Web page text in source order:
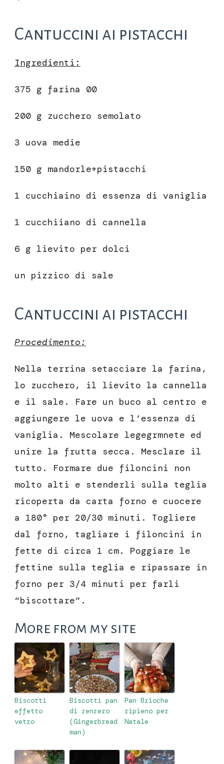
Cantuccini ai pistacchi
Ingredienti:
375 g farina 00
200 g zucchero semolato
3 uova medie
150 g mandorle+pistacchi
1 cucchiaino di essenza di vaniglia
1 cucchiiano di cannella
6 g lievito per dolci
un pizzico di sale
Cantuccini ai pistacchi
Procedimento:
Nella terrina setacciare la farina,
lo zucchero, il lievito la cannella
e il sale. Fare un buco al centro e
aggiungere le uova e l’essenza di
vaniglia. Mescolare legegrmnete ed
unire la frutta secca. Mesclare il
tutto. Formare due filoncini non
molto alti e stenderli sulla teglia
ricoperta da carta forno e cuocere
a 180° per 20/30 minuti. Togliere
dal forno, tagliare i filoncini in
fette di circa 1 cm. Poggiare le
fettine sulla teglia e ripassare in
forno per 3/4 minuti per farli
“biscottare”.
More from my site
Biscotti
effetto
vetro
Biscotti pan
di zenzero
(Gingerbread
man)
Pan Brioche
ripieno per
Natale